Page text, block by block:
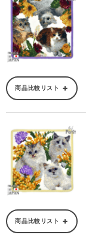
商品比較リスト
商品比較リスト